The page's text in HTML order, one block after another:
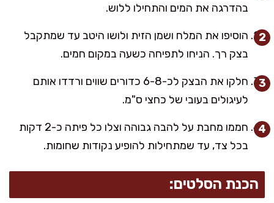
בהדרגה את המים והתחילו ללוש.
הוסיפו את המלח ושמן הזית ולושו היטב עד שמתקבל
בצק רך. הניחו לתפיחה כשעה במקום חמים.
חלקו את הבצק לכ-6-8 כדורים שווים ורדדו אותם
לעיגולים בעובי של כחצי ס"מ.
חממו מחבת על להבה גבוהה וצלו כל פיתה כ-2 דקות
בכל צד, עד שמתחילות להופיע נקודות שחומות.
הכנת הסלטים: